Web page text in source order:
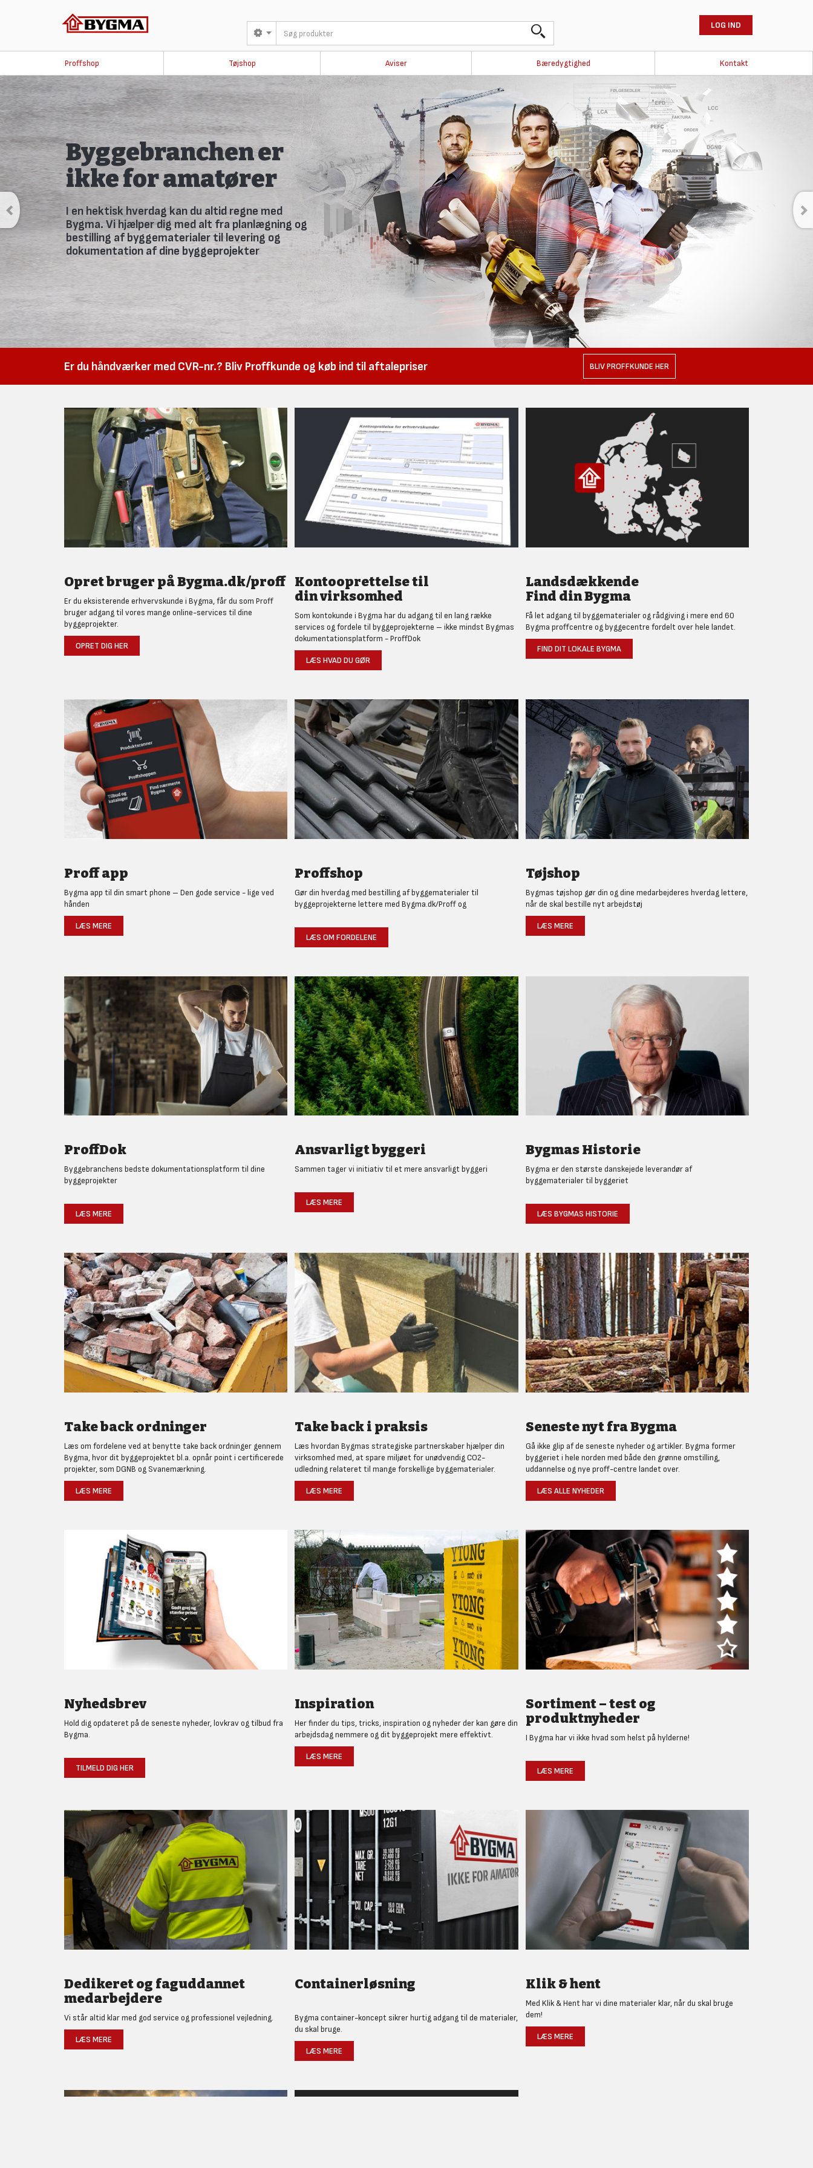
LOG IND
Proffshop Tøjshop Aviser Bæredygtighed Kontakt
Savner du avisen i
skurvognen?
Fremover udkommer avisen kun online. Tilmeld dig Bygmas nyhedsbrev,
så går du ikke glip af noget.
TILMELD DIG HER
Er du håndværker med CVR-nr.? Bliv Proffkunde og køb ind til aftalepriser BLIV PROFFKUNDE HER
Opret bruger på Bygma.dk/proff
Er du eksisterende erhvervskunde i Bygma, får du som Proff
bruger adgang til vores mange online-services til dine
byggeprojekter.
OPRET DIG HER
Kontooprettelse til
din virksomhed
Som kontokunde i Bygma har du adgang til en lang række
services og fordele til byggeprojekterne – ikke mindst Bygmas
dokumentationsplatform - ProffDok
LÆS HVAD DU GØR
Landsdækkende
Find din Bygma
Få let adgang til byggematerialer og rådgiving i mere end 60
Bygma proffcentre og byggecentre fordelt over hele landet.
FIND DIT LOKALE BYGMA
Proff app
Bygma app til din smart phone – Den gode service - lige ved
hånden
LÆS MERE
Proffshop
Gør din hverdag med bestilling af byggematerialer til
byggeprojekterne lettere med Bygma.dk/Proff og
LÆS OM FORDELENE
Tøjshop
Bygmas tøjshop gør din og dine medarbejderes hverdag lettere,
når de skal bestille nyt arbejdstøj
LÆS MERE
ProffDok
Byggebranchens bedste dokumentationsplatform til dine
byggeprojekter
LÆS MERE
Ansvarligt byggeri
Sammen tager vi initiativ til et mere ansvarligt byggeri
LÆS MERE
Bygmas Historie
Bygma er den største danskejede leverandør af
byggematerialer til byggeriet
LÆS BYGMAS HISTORIE
Take back ordninger
Læs om fordelene ved at benytte take back ordninger gennem
Bygma, hvor dit byggeprojektet bl.a. opnår point i certificerede
projekter, som DGNB og Svanemærkning.
LÆS MERE
Take back i praksis
Læs hvordan Bygmas strategiske partnerskaber hjælper din
virksomhed med, at spare miljøet for unødvendig CO2-
udledning relateret til mange forskellige byggematerialer.
LÆS MERE
Seneste nyt fra Bygma
Gå ikke glip af de seneste nyheder og artikler. Bygma former
byggeriet i hele norden med både den grønne omstilling,
uddannelse og nye proff-centre landet over.
LÆS ALLE NYHEDER
Nyhedsbrev
Hold dig opdateret på de seneste nyheder, lovkrav og tilbud fra
Bygma.
TILMELD DIG HER
Inspiration
Her finder du tips, tricks, inspiration og nyheder der kan gøre din
arbejdsdag nemmere og dit byggeprojekt mere effektivt.
LÆS MERE
Sortiment – test og
produktnyheder
I Bygma har vi ikke hvad som helst på hylderne!
LÆS MERE
Dedikeret og faguddannet
medarbejdere
Vi står altid klar med god service og professionel vejledning.
LÆS MERE
Containerløsning
Bygma container-koncept sikrer hurtig adgang til de materialer,
du skal bruge.
LÆS MERE
Klik & hent
Med Klik & Hent har vi dine materialer klar, når du skal bruge
dem!
LÆS MERE